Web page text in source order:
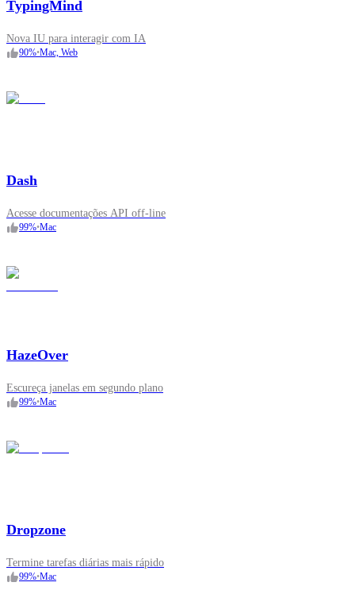
TypingMind
Nova IU para interagir com IA
90%•Mac, Web
Dash
Acesse documentações API off‑line
99%•Mac
HazeOver
Escureça janelas em segundo plano
99%•Mac
Dropzone
Termine tarefas diárias mais rápido
99%•Mac